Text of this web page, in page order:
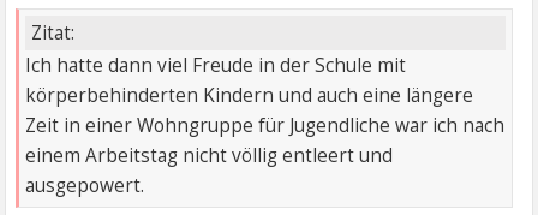
Zitat:
Ich hatte dann viel Freude in der Schule mit
körperbehinderten Kindern und auch eine längere
Zeit in einer Wohngruppe für Jugendliche war ich nach
einem Arbeitstag nicht völlig entleert und
ausgepowert.